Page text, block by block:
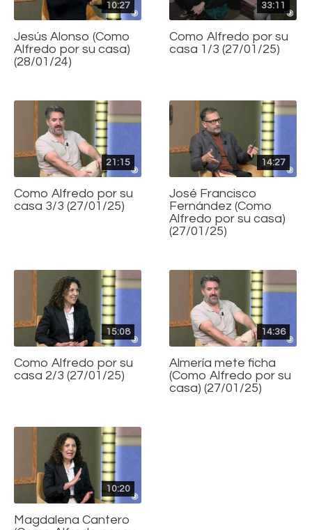
10:27
Jesús Alonso (Como
Alfredo por su casa)
(28/01/24)
33:11
Como Alfredo por su
casa 1/3 (27/01/25)
21:15
Como Alfredo por su
casa 3/3 (27/01/25)
14:27
José Francisco
Fernández (Como
Alfredo por su casa)
(27/01/25)
15:08
Como Alfredo por su
casa 2/3 (27/01/25)
14:36
Almería mete ficha
(Como Alfredo por su
casa) (27/01/25)
10:20
Magdalena Cantero